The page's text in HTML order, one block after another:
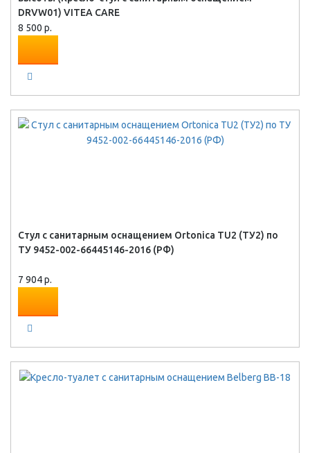
DRVW01) VITEA CARE
8 500 р.
Стул с санитарным оснащением Ortonica TU2 (ТУ2) по
ТУ 9452-002-66445146-2016 (РФ)
7 904 р.